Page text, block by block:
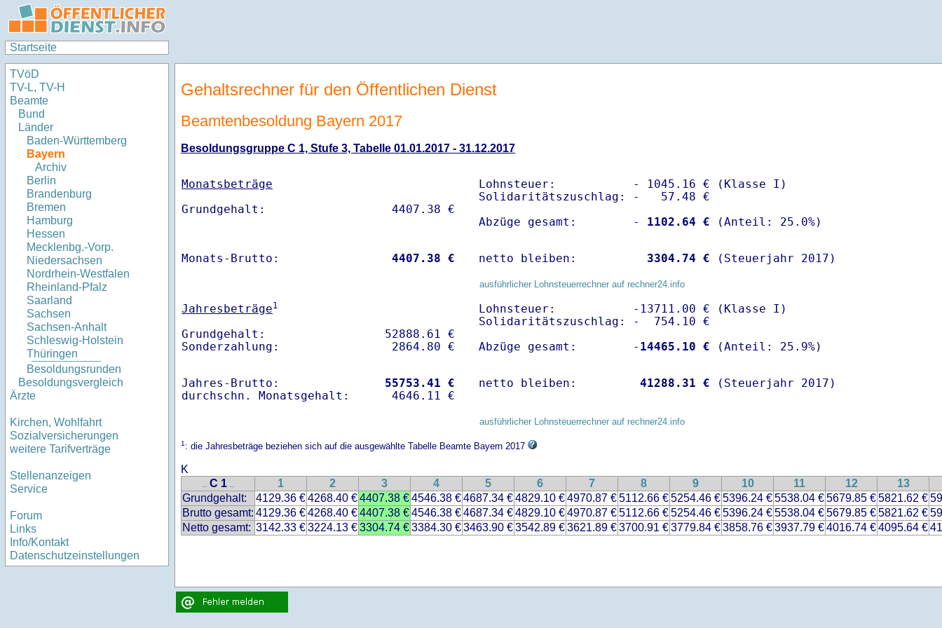
Startseite
TVöD
TV-L, TV-H
Beamte
Bund
Länder
Baden-Württemberg
Bayern
Archiv
Berlin
Brandenburg
Bremen
Hamburg
Hessen
Mecklenbg.-Vorp.
Niedersachsen
Nordrhein-Westfalen
Rheinland-Pfalz
Saarland
Sachsen
Sachsen-Anhalt
Schleswig-Holstein
Thüringen
Besoldungsrunden
Besoldungsvergleich
Ärzte
Kirchen, Wohlfahrt
Sozialversicherungen
weitere Tarifverträge
Stellenanzeigen
Service
Forum
Links
Info/Kontakt
Datenschutzeinstellungen
Gehaltsrechner für den Öffentlichen Dienst
Beamtenbesoldung Bayern 2017
Besoldungsgruppe C 1, Stufe 3, Tabelle 01.01.2017 - 31.12.2017
Monatsbeträge
Lohnsteuer:           - 1045.16 € (Klasse I)
Solidaritätszuschlag: -   57.48 €
Abzüge gesamt:        -
1102.64 €
Monats-Brutto: 4407.38 € netto bleiben: 3304.74 € (Steuerjahr 2017)
ausführlicher Lohnsteuerrechner auf rechner24.info
Jahresbeträge1
Grundgehalt:                 52888.61 €
Lohnsteuer:           -13711.00 € (Klasse I)
Solidaritätszuschlag: -  754.10 €
Abzüge gesamt:        - 14465.10 €
Jahres-Brutto: 55753.41 €
netto bleiben: 41288.31 € (Steuerjahr 2017)
ausführlicher Lohnsteuerrechner auf rechner24.info
1: die Jahresbeträge beziehen sich auf die ausgewählte Tabelle Beamte Bayern 2017
K
.. C 1 .. 1 2 3 4 5 6 7 8 9 10 11 12
13
Grundgehalt:
4129.36 €4268.40 €4407.38 €4546.38 €4687.34 €4829.10 €4970.87 €5112.66 €5254.46 €5396.24 €5538.04 €5679.85 €5821.62 €
Brutto gesamt: 4129.36 €4268.40 €4407.38 €4546.38 €4687.34 €4829.10 €4970.87 €5112.66 €5254.46 €5396.24 €5538.04 €5679.85 €5821.62 €
Netto gesamt: 3142.33 €3224.13 €3304.74 €3384.30 €3463.90 €3542.89 €3621.89 €3700.91 €3779.84 €3858.76 €3937.79 €4016.74 €4095.64 €